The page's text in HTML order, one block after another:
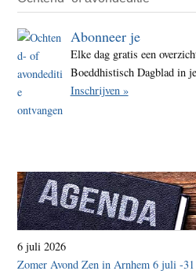
Abonneer je
Elke dag gratis een
Boeddhistisch Dagblad in
Inschrijven »
6 juli 2026
Zomer Avond Zen in Arnhem 6 juli -31